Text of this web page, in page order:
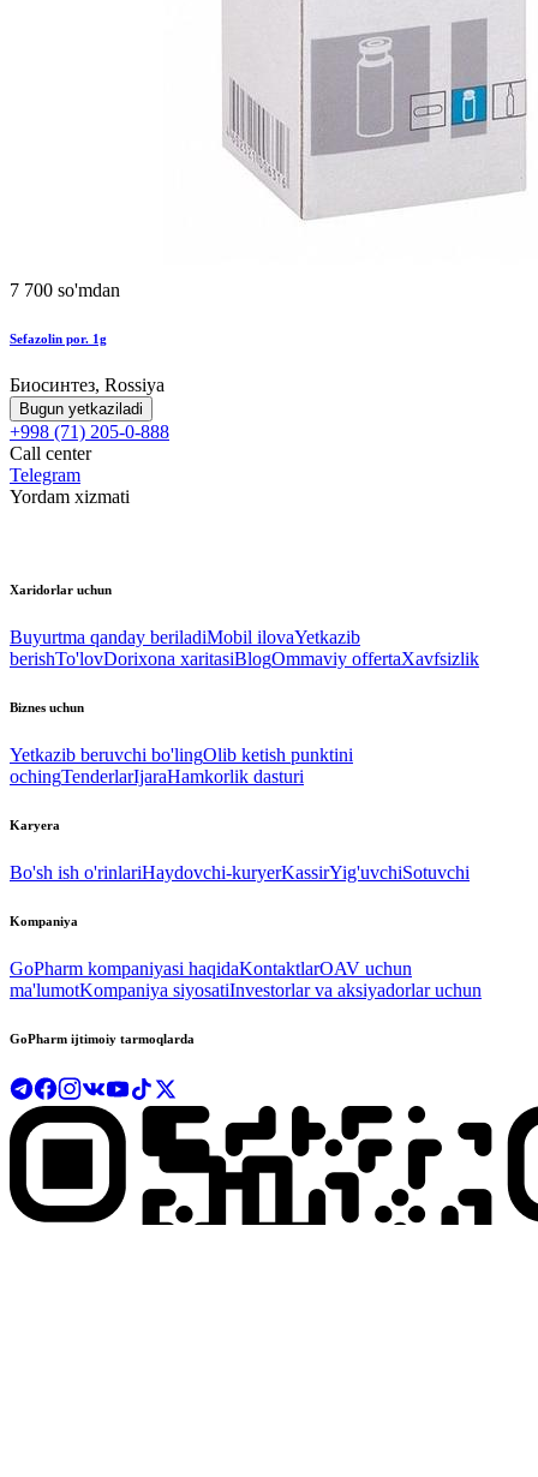
7 700 so'mdan
Sefazolin por. 1g
Биосинтез, Rossiya
Bugun yetkaziladi
+998 (71) 205-0-888
Call center
Telegram
Yordam xizmati
Xaridorlar uchun
Buyurtma qanday beriladiMobil ilovaYetkazib
berishTo'lovDorixona xaritasiBlogOmmaviy offertaXavfsizlik
Biznes uchun
Yetkazib beruvchi bo'lingOlib ketish punktini
ochingTenderlarIjaraHamkorlik dasturi
Karyera
Bo'sh ish o'rinlariHaydovchi-kuryerKassirYig'uvchiSotuvchi
Kompaniya
GoPharm kompaniyasi haqidaKontaktlarOAV uchun
ma'lumotKompaniya siyosatiInvestorlar va aksiyadorlar uchun
GoPharm ijtimoiy tarmoqlarda